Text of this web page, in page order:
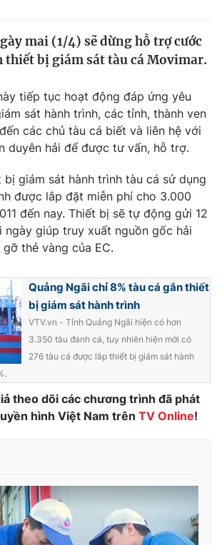
tế
sống
tương lai
Podcast
mai (1/4) sẽ dừng hỗ trợ cước
thiết bị giám sát tàu cá Movimar.
tiếp tục hoạt động đáp ứng yêu
sát hành trình, các tỉnh, thành ven
các chủ tàu cá biết và liên hệ với
duyên hải để được tư vấn, hỗ trợ.
giám sát hành trình tàu cá sử dụng
được lắp đặt miễn phí cho 3.000
đến nay. Thiết bị sẽ tự động gửi 12
ngày giúp truy xuất nguồn gốc hải
thẻ vàng của EC.
Quảng Ngãi chỉ 8% tàu cá gắn thiết
bị giám sát hành trình
VTV.vn - Tỉnh Quảng Ngãi hiện có hơn
3.350 tàu đánh cá, tuy nhiên hiện mới có
276 tàu cá được lắp thiết bị giám sát hành
theo dõi các chương trình đã phát
hình Việt Nam trên TV Online!